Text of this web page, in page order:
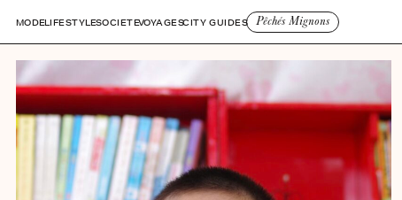
MODELIFESTYLESOCIETEVOYAGESCITY GUIDES Pêchés Mignons